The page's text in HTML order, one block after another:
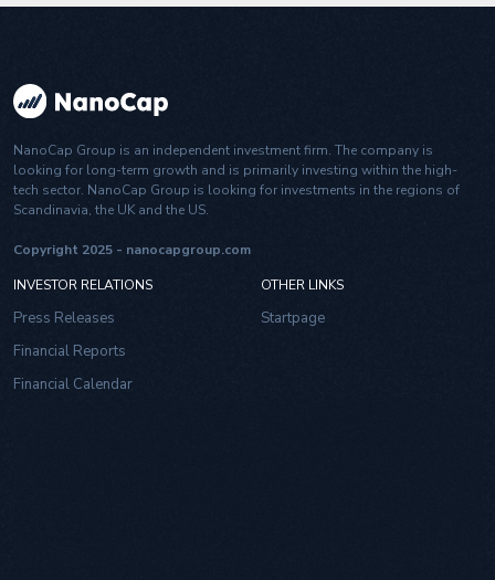
NanoCap Group is an independent investment firm. The company is
looking for long-term growth and is primarily investing within the high-
tech sector. NanoCap Group is looking for investments in the regions of
Scandinavia, the UK and the US.
Copyright 2025 - nanocapgroup.com
INVESTOR RELATIONS
Press Releases
Financial Reports
Financial Calendar
OTHER LINKS
Startpage